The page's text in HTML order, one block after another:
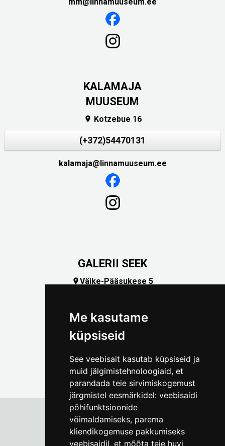
Me kasutame
küpsiseid
See veebisait kasutab küpsiseid ja
muid jälgimistehnoloogiaid, et
parandada teie sirvimiskogemust
järgmistel eesmärkidel: veebisaidi
põhifunktsioonide
võimaldamiseks, parema
kliendikogemuse pakkumiseks
veebisaidil, et mõõta teie huvi
KALAMAJA
MUUSEUM
 Kotzebue 16
(+372)54470131
kalamaja@linnamuuseum.ee
GALERII SEEK
Väike-Pääsukese 5
Tallinna Linnamuuseum